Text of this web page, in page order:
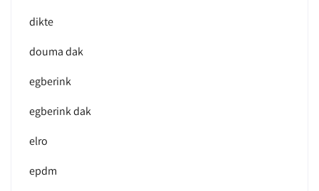
dikte
douma dak
egberink
egberink dak
elro
epdm